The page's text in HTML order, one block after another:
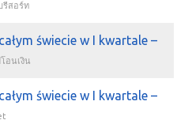
รีสอร์ท
świecie w I kwartale –
อนเงิน
świecie w I kwartale –